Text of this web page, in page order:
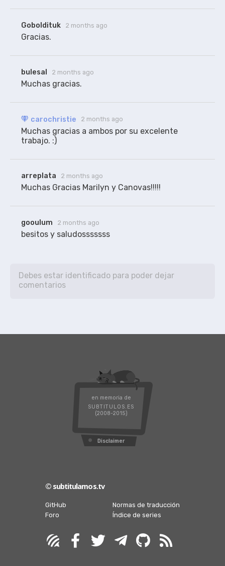
Goboldituk 2 months ago
Gracias.
bulesal 2 months ago
Muchas gracias.
carochristie 2 months ago
Muchas gracias a ambos por su excelente
arreplata 2 months ago
Muchas Gracias Marilyn y Canovas!!!!!
gooulum 2 months ago
besitos y saludosssssss
en memoria de
SUBTITULOS.ES
(2008-2015)
Disclaimer
© subtitulamos.tv
GitHub
Normas de traducción
Foro
Índice de series